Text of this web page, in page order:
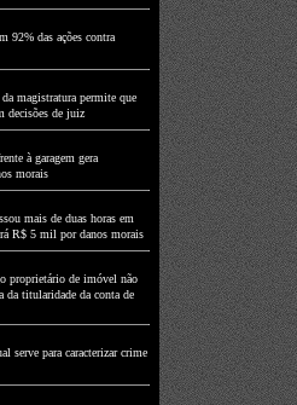
92% das ações contra
magistratura permite que
decisões de juiz
à garagem gera
morais
mais de duas horas em
R$ 5 mil por danos morais
proprietário de imóvel não
da titularidade da conta de
serve para caracterizar crime